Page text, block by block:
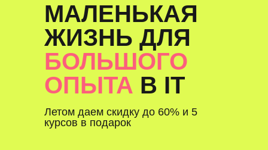
Летом даем скидку до 60% и 5
курсов в подарок
МАЛЕНЬКАЯ
ЖИЗНЬ ДЛЯ
БОЛЬШОГО
ОПЫТА В IT